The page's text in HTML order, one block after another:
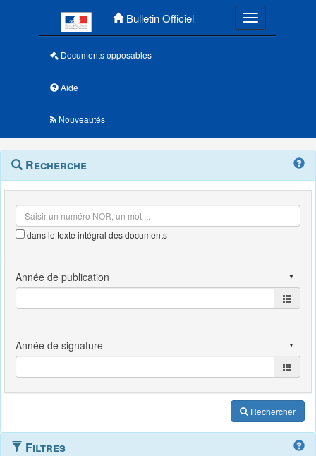
Bulletin Officiel Toggle
Documents opposables
Aide
Nouveautés
Navigation
outils
Menu
contextuel
Recherche
dans le texte intégral des documents
Rechercher
Filtres